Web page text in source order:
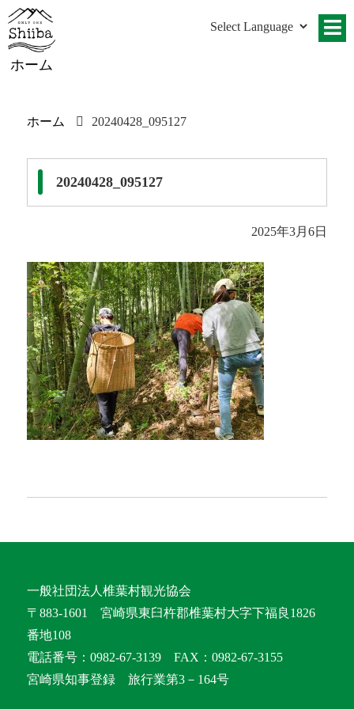
ホーム
ホーム 20240428_095127
20240428_095127
2025年3月6日
一般社団法人椎葉村観光協会
〒883-1601 宮崎県東臼杵郡椎葉村大字下福良1826
番地108
電話番号：0982-67-3139 FAX：0982-67-3155
宮崎県知事登録 旅行業第3－164号